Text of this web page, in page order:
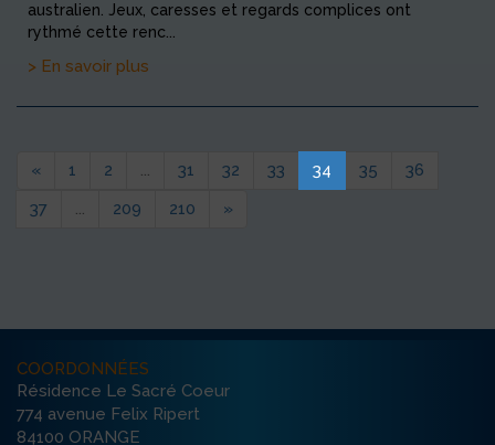
australien. Jeux, caresses et regards complices ont
rythmé cette renc...
> En savoir plus
« 1 2 ... 31 32 33 34 35
36
37
... 209 210 »
COORDONNÉES
Résidence Le Sacré Coeur
774 avenue Felix Ripert
84100 ORANGE